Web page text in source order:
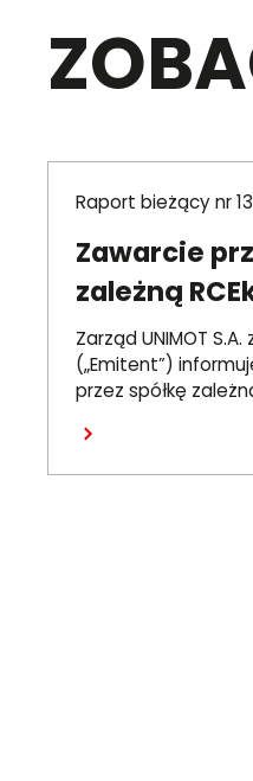
Raport bieżący nr
Zawarcie
zależną
o.o. umowy
sprzedaż
Zarząd UNIMOT
(„Emitent”)
przez spółkę
Przedsiębiorstwem
siedzibą w